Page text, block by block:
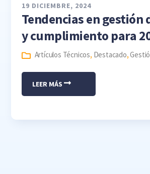
19 DICIEMBRE, 2024
Tendencias en gestión
y cumplimiento para
Artículos Técnicos, Destacado,
LEER MÁS